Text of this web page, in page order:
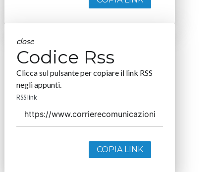
close
Codice Rss
Clicca sul pulsante per copiare il link RSS
negli appunti.
RSS link
COPIA LINK